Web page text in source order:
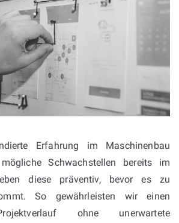
Erfahrung im Maschinenbau
Schwachstellen bereits im
diese präventiv, bevor es zu
So gewährleisten wir einen
ohne unerwartete